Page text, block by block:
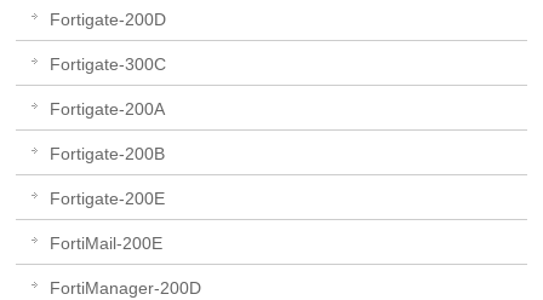
Fortigate-200D
Fortigate-300C
Fortigate-200A
Fortigate-200B
Fortigate-200E
FortiMail-200E
FortiManager-200D